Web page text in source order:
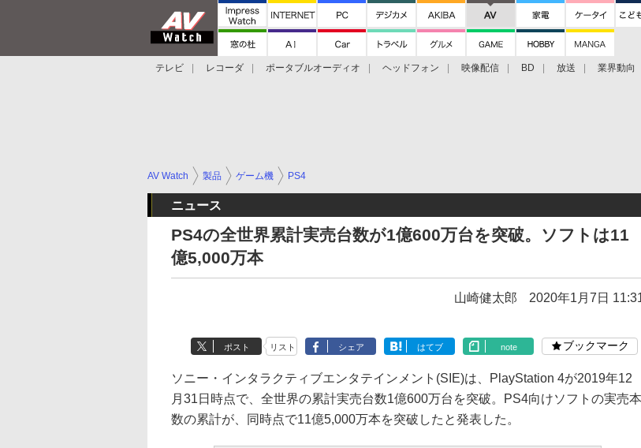
テレビ レコーダ ポータブルオーディオ ヘッドフォン 映像配信 BD 放送 業界動向
AV Watch 製品 ゲーム機 PS4
ニュース
PS4の全世界累計実売台数が1億600万台を突破。ソフトは11
億5,000万本
山崎健太郎 2020年1月7日
ポスト リスト シェア はてブ note ブックマーク
ソニー・インタラクティブエンタテインメント(SIE)は、PlayStation 4が2019年12
月31日時点で、全世界の累計実売台数1億600万台を突破。PS4向けソフトの実売本
数の累計が、同時点で11億5,000万本を突破したと発表した。